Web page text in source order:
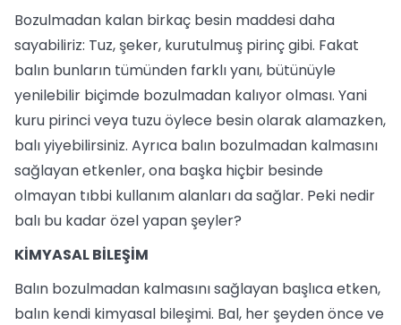
Bozulmadan kalan birkaç besin maddesi daha
sayabiliriz: Tuz, şeker, kurutulmuş pirinç gibi. Fakat
balın bunların tümünden farklı yanı, bütünüyle
yenilebilir biçimde bozulmadan kalıyor olması. Yani
kuru pirinci veya tuzu öylece besin olarak alamazken,
balı yiyebilirsiniz. Ayrıca balın bozulmadan kalmasını
sağlayan etkenler, ona başka hiçbir besinde
olmayan tıbbi kullanım alanları da sağlar. Peki nedir
balı bu kadar özel yapan şeyler?
KİMYASAL BİLEŞİM
Balın bozulmadan kalmasını sağlayan başlıca etken,
balın kendi kimyasal bileşimi. Bal, her şeyden önce ve